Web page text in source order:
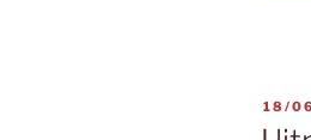
OP
18/